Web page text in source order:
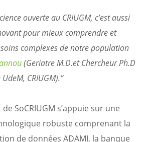
ouverte au CRIUGM, c’est aussi
pour mieux comprendre et
complexes de notre population
(Geriatre M.D.et Chercheur Ph.D
CRIUGM).“
SoCRIUGM s’appuie sur une
robuste comprenant la
de données ADAMI, la banque